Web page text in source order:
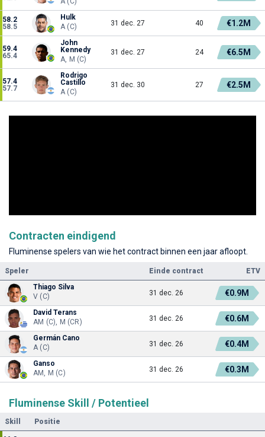
58.2
58.5
Hulk
A (C)
31 dec. 27 40 €1.2M
59.4
65.4
John
Kennedy
A, M (C)
31 dec. 27 24 €6.5M
57.4
57.7
Rodrigo
Castillo
A (C)
31 dec. 30 27 €2.5M
Contracten eindigend
Fluminense spelers van wie het contract binnen een jaar afloopt.
Speler Einde contract
ETV
Thiago Silva
V (C)
31 dec. 26 €0.9M
David Terans
AM (C), M (CR)
31 dec. 26 €0.6M
Germán Cano
A (C)
31 dec. 26 €0.4M
Ganso
AM, M (C)
31 dec. 26 €0.3M
Fluminense Skill / Potentieel
Skill Positie